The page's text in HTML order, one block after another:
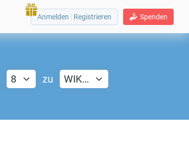
Spenden
Anmelden | Registrieren
8 zu WIK…